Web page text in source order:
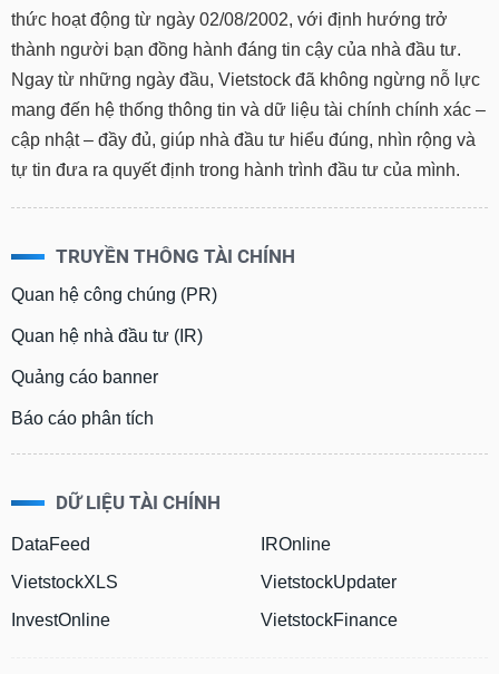
thức hoạt động từ ngày 02/08/2002, với định hướng trở
thành người bạn đồng hành đáng tin cậy của nhà đầu tư.
Ngay từ những ngày đầu, Vietstock đã không ngừng nỗ lực
mang đến hệ thống thông tin và dữ liệu tài chính chính xác –
cập nhật – đầy đủ, giúp nhà đầu tư hiểu đúng, nhìn rộng và
tự tin đưa ra quyết định trong hành trình đầu tư của mình.
TRUYỀN THÔNG TÀI CHÍNH
Quan hệ công chúng (PR)
Quan hệ nhà đầu tư (IR)
Quảng cáo banner
Báo cáo phân tích
DỮ LIỆU TÀI CHÍNH
DataFeed
VietstockXLS
InvestOnline
IROnline
VietstockUpdater
VietstockFinance